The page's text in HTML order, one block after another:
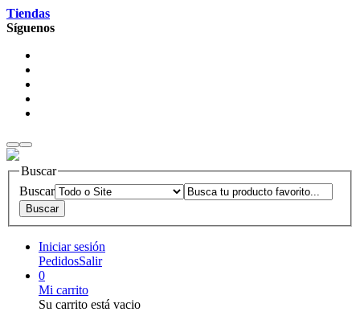
Tiendas
Síguenos
Buscar
Buscar
Iniciar sesión
PedidosSalir
0
Mi carrito
Su carrito está vacio